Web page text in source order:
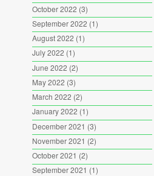
October 2022 (3)
September 2022 (1)
August 2022 (1)
July 2022 (1)
June 2022 (2)
May 2022 (3)
March 2022 (2)
January 2022 (1)
December 2021 (3)
November 2021 (2)
October 2021 (2)
September 2021 (1)